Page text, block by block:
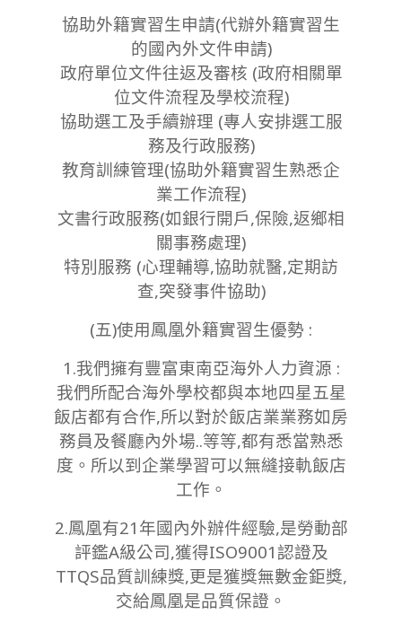
協助外籍實習生申請(代辦外籍實習生
的國內外文件申請)
政府單位文件往返及審核 (政府相關單
位文件流程及學校流程)
協助選工及手續辦理 (專人安排選工服
務及行政服務)
教育訓練管理(協助外籍實習生熟悉企
業工作流程)
文書行政服務(如銀行開戶,保險,返鄉相
關事務處理)
特別服務 (心理輔導,協助就醫,定期訪
查,突發事件協助)
(五)使用鳳凰外籍實習生優勢 :
1.我們擁有豐富東南亞海外人力資源 :
我們所配合海外學校都與本地四星五星
飯店都有合作,所以對於飯店業業務如房
務員及餐廳內外場..等等,都有悉當熟悉
度。所以到企業學習可以無縫接軌飯店
工作。
2.鳳凰有21年國內外辦件經驗,是勞動部
評鑑A級公司,獲得ISO9001認證及
TTQS品質訓練獎,更是獲獎無數金鉅獎,
交給鳳凰是品質保證。